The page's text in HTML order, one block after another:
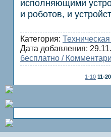
исполняющими
и роботов, и
Категория:
Дата добавления:
бесплатно /
1-10 11-20